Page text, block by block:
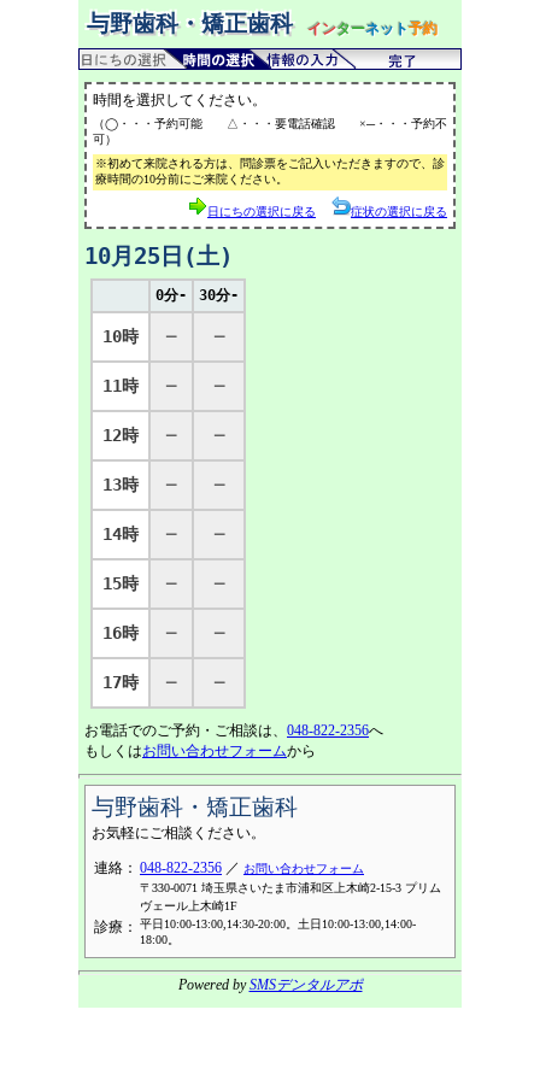
与野歯科・矯正歯科 インターネット予約
時間を選択してください。
（◯・・・予約可能 △・・・要電話確認 ×─・・・予約不
可）
※初めて来院される方は、問診票をご記入いただきますので、診
療時間の10分前にご来院ください。
日にちの選択に戻る 症状の選択に戻る
10月25日(土)
0分- 30分-
10時 ─ ─
11時 ─ ─
12時 ─ ─
13時 ─ ─
14時 ─ ─
15時 ─ ─
16時 ─ ─
17時 ─ ─
お電話でのご予約・ご相談は、 048-822-2356へ
もしくはお問い合わせフォームから
与野歯科・矯正歯科
お気軽にご相談ください。
連絡： 048-822-2356 ／ お問い合わせフォーム
〒330-0071 埼玉県さいたま市浦和区上木崎2-15-3 プリム
ヴェール上木崎1F
診療：
平日10:00-13:00,14:30-20:00。土日10:00-13:00,14:00-
18:00。
Powered bySMSデンタルアポ